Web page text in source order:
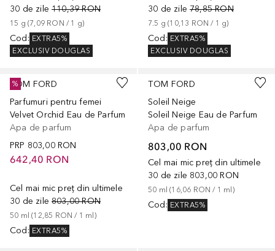
30 de zile 110,39 RON
15 g (7,09 RON / 1 g)
Cod : EXTRA5%
EXCLUSIV DOUGLAS
30 de zile 78,85 RON
7.5 g (10,13 RON / 1 g)
Cod : EXTRA5%
EXCLUSIV DOUGLAS
TOM FORD
Parfumuri pentru femei
Velvet Orchid Eau de Parfum
Apa de parfum
PRP 803,00 RON
642,40 RON
Cel mai mic preț din ultimele
30 de zile 803,00 RON
50 ml (12,85 RON / 1 ml )
Cod : EXTRA5%
%
TOM FORD
Soleil Neige
Soleil Neige Eau de Parfum
Apa de parfum
803,00 RON
Cel mai mic preț din ultimele
30 de zile 803,00 RON
50 ml (16,06 RON / 1 ml )
Cod : EXTRA5%